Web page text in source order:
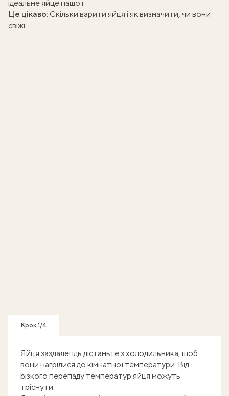
ідеальне яйце пашот.
Це цікаво:Скільки варити яйця і як визначити, чи вони
свіжі
Крок 1/4
Яйця заздалегідь дістаньте з холодильника, щоб
вони нагрілися до кімнатної температури. Від
різкого перепаду температур яйця можуть
тріснути.